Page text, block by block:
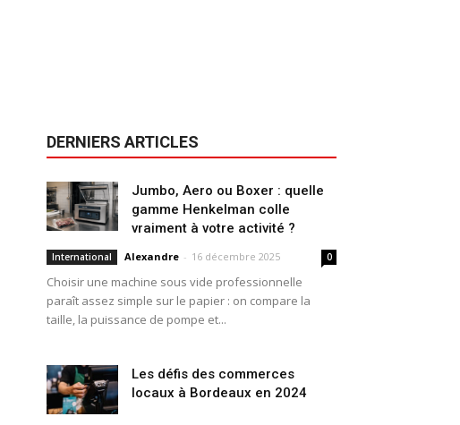
DERNIERS ARTICLES
Jumbo, Aero ou Boxer : quelle
gamme Henkelman colle
vraiment à votre activité ?
International Alexandre - 16 décembre 2025 0
Choisir une machine sous vide professionnelle
paraît assez simple sur le papier : on compare la
taille, la puissance de pompe et...
Les défis des commerces
locaux à Bordeaux en 2024